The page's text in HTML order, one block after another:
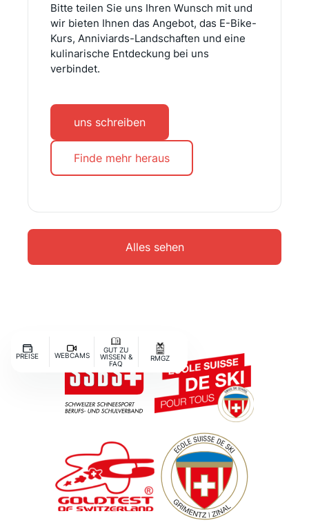
Bitte teilen Sie uns Ihren Wunsch mit und
wir bieten Ihnen das Angebot, das E-Bike-
Kurs, Anniviards-Landschaften und eine
kulinarische Entdeckung bei uns
verbindet.
uns schreiben
Finde mehr heraus
Alles sehen
PREISE WEBCAMS
GUT ZU
WISSEN &
FAQ
RMGZ